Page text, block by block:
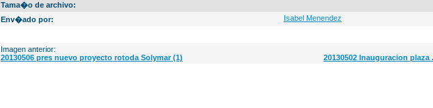
Tama�o de archivo:
Env�ado por:
Isabel Menendez
Imagen anterior:
20130506 pres nuevo proyecto rotoda Solymar (1)
20130502 Inauguracion